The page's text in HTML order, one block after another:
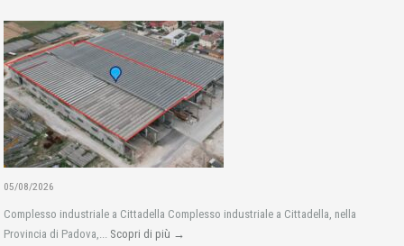
05/08/2026
Complesso industriale a Cittadella Complesso industriale a Cittadella, nella
Provincia di Padova,... Scopri di più →